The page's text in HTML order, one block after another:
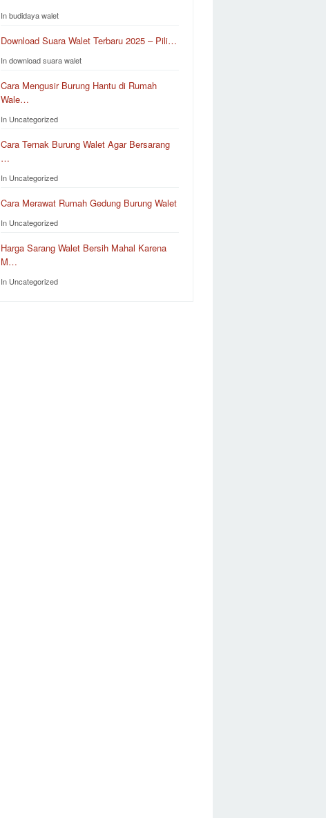
In budidaya walet
Download Suara Walet Terbaru 2025 – Pili…
In download suara walet
Cara Mengusir Burung Hantu di Rumah
Wale…
In Uncategorized
Cara Ternak Burung Walet Agar Bersarang
…
In Uncategorized
Cara Merawat Rumah Gedung Burung Walet
In Uncategorized
Harga Sarang Walet Bersih Mahal Karena
M…
In Uncategorized